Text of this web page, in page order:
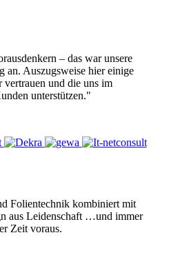
– das war unsere
an. Auszugsweise hier einige
vertrauen und die uns im
unterstützen."
Folientechnik kombiniert mit
aus Leidenschaft …und immer
Zeit voraus.